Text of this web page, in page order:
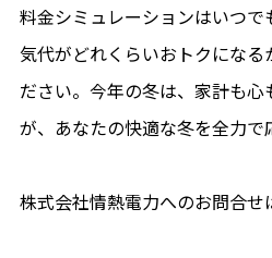
料金シミュレーションはいつで
気代がどれくらいおトクになる
ださい。今年の冬は、家計も
が、あなたの快適な冬を全力で
株式会社情熱電力へのお問合